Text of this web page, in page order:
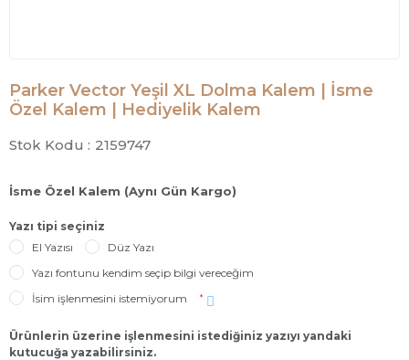
Parker Vector Yeşil XL Dolma Kalem | İsme
Özel Kalem | Hediyelik Kalem
Stok Kodu : 2159747
İsme Özel Kalem (Aynı Gün Kargo)
Yazı tipi seçiniz
El Yazısı
Düz Yazı
Yazı fontunu kendim seçip bilgi vereceğim
İsim işlenmesini istemiyorum
*
Ürünlerin üzerine işlenmesini istediğiniz yazıyı yandaki
kutucuğa yazabilirsiniz.